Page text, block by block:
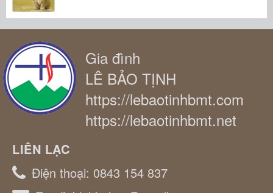
Gia đình
LÊ BẢO TỊNH
https://lebaotinhbmt.com
https://lebaotinhbmt.net
LIÊN LẠC
Điện thoại: 0843 154 837